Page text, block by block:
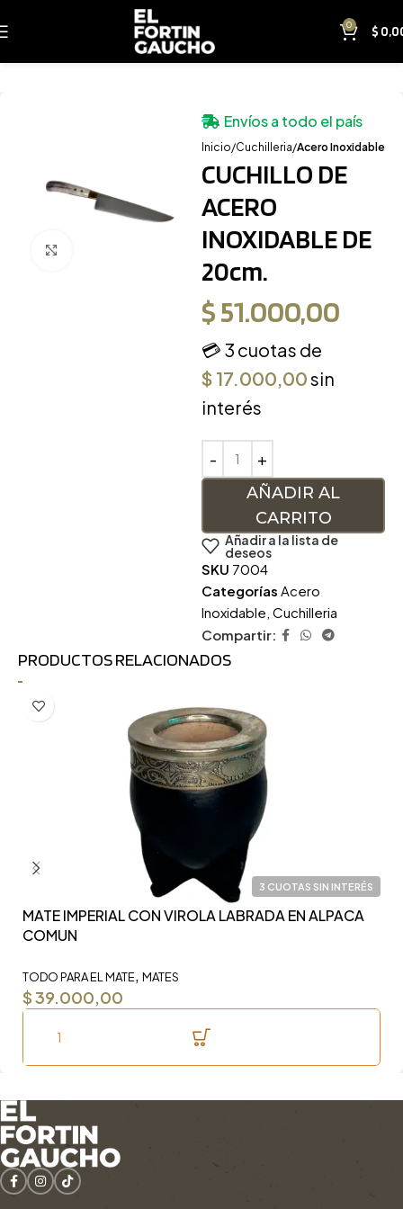
0 $
Inicio Cuchilleria Acero Inoxidable
Envíos a todo el país
CUCHILLO DE
ACERO
INOXIDABLE DE
20cm.
$51.000,00
💳 3 cuotas de
$ 17.000,00sin
interés
AÑADIR AL
CARRITO
Añadir a la lista de
deseos
SKU 7004
Categorías Acero
Inoxidable, Cuchilleria
Compartir:
PRODUCTOS RELACIONADOS
3 CUOTAS SIN INTERÉS
MATE IMPERIAL CON VIROLA LABRADA EN ALPACA
COMUN
TODO PARA EL MATE, MATES
$39.000,00